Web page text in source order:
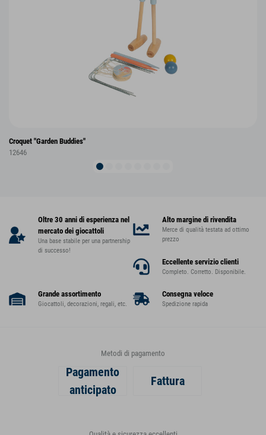
Croquet "Garden Buddies"
12646
Oltre 30 anni di esperienza nel
mercato dei giocattoli
Una base stabile per una partnership
di successo!
Alto margine di rivendita
Merce di qualità testata ad ottimo
prezzo
Eccellente servizio clienti
Completo. Corretto. Disponibile.
Grande assortimento
Giocattoli, decorazioni, regali, etc.
Consegna veloce
Spedizione rapida
Metodi di pagamento
Pagamento
anticipato
Fattura